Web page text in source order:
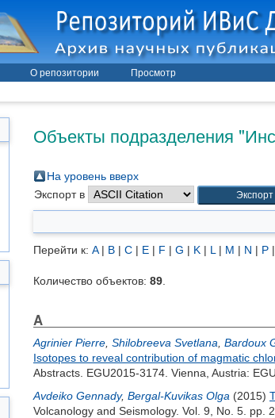
О репозитории Просмотр
Объекты подразделения
На уровень вверх
Экспорт в
Перейти к: A| B | C | E | F | G | K | L | M | N | P |
Количество объектов: 89
A
Agrinier Pierre Shilobreeva Svetlana Bardoux
Isotopes to reveal contribution of magmatic
Abstracts. EGU2015-3174. Vienna, Austria:
Avdeiko Gennady, Bergal-Kuvikas Olga (2015)
Volcanology and Seismology. Vol. 9, No. 5. pp.